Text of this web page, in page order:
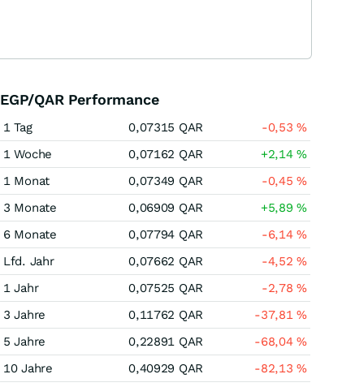
EGP/QAR Performance
1 Tag 0,07315 QAR -0,53%
1 Woche
0,07162 QAR +2,14%
1 Monat
0,07349 QAR -0,45%
3 Monate
0,06909 QAR +5,89%
6 Monate
0,07794 QAR -6,14%
Lfd. Jahr
0,07662 QAR -4,52%
1 Jahr
0,07525 QAR -2,78%
3 Jahre
0,11762 QAR -37,81%
5 Jahre
0,22891 QAR -68,04%
10 Jahre
0,40929 QAR -82,13%